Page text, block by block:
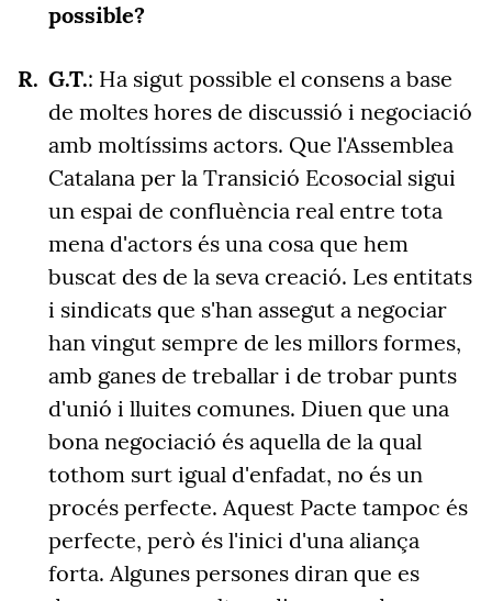
possible?
G.T.: Ha sigut possible el consens a base
de moltes hores de discussió i negociació
amb moltíssims actors. Que l'Assemblea
Catalana per la Transició Ecosocial sigui
un espai de confluència real entre tota
mena d'actors és una cosa que hem
buscat des de la seva creació. Les entitats
i sindicats que s'han assegut a negociar
han vingut sempre de les millors formes,
amb ganes de treballar i de trobar punts
d'unió i lluites comunes. Diuen que una
bona negociació és aquella de la qual
tothom surt igual d'enfadat, no és un
procés perfecte. Aquest Pacte tampoc és
perfecte, però és l'inici d'una aliança
forta. Algunes persones diran que es